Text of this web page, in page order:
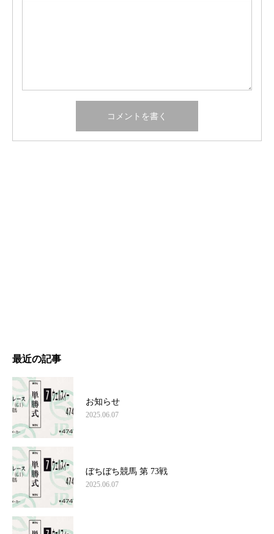
最近の記事
お知らせ
2025.06.07
ぼちぼち競馬 第 73戦
2025.06.07